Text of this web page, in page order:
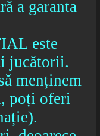
a garanta
este
jucătorii.
menținem
poți oferi